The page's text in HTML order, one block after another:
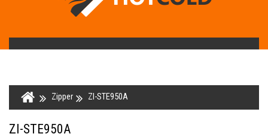
Zipper ZI-STE950A
ZI-STE950A